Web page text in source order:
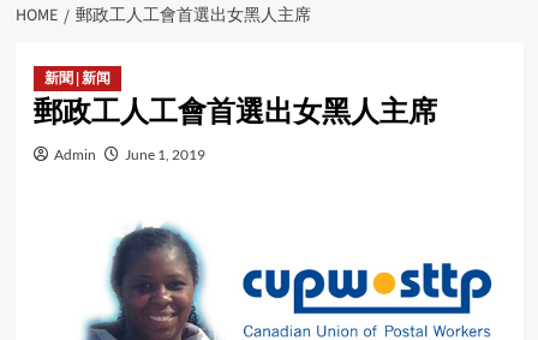
HOME 郵政工人工會首選出女黑人主席
新聞 | 新闻
郵政工人工會首選出女黑人主席
Admin June 1, 2019